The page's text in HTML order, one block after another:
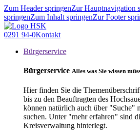
Zum Header springenZur Hauptnavigation
springenZum Inhalt springenZur Footer
0291 94-0Kontakt
Bürgerservice
Bürgerservice Alles was Sie wissen
Hier finden Sie die
bis zu den Beauftragten des
können natürlich auch über "Suche"
suchen. Unter "mehr erfahren" sind
Kreisverwaltung hinterlegt.